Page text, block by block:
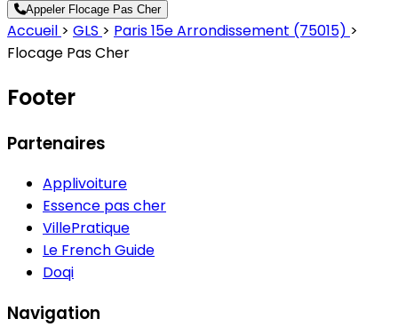
Appeler Flocage Pas Cher
Accueil > GLS > Paris 15e Arrondissement (75015) >
Flocage Pas Cher
Footer
Partenaires
Applivoiture
Essence pas cher
VillePratique
Le French Guide
Doqi
Navigation